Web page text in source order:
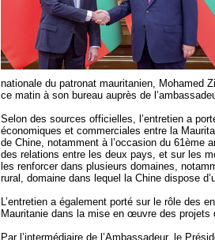
nationale du patronat mauritanien, Mohamed
ce matin à son bureau auprès de
Selon des sources officielles, l’entretien a
économiques et commerciales entre la
de Chine, notamment à l’occasion du 61ème
des relations entre les deux pays, et sur les
les renforcer dans plusieurs domaines,
rural, domaine dans lequel la Chine dispose
L’entretien a également porté sur le rôle des
Mauritanie dans la mise en œuvre des projets
Par l’intermédiaire de l’Ambassadeur, le